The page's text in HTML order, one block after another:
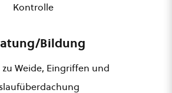
Kontrolle
Bildung
Weide, Eingriffen und